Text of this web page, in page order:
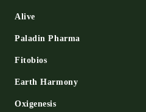
Alive
Paladin Pharma
Fitobios
Earth Harmony
Oxigenesis